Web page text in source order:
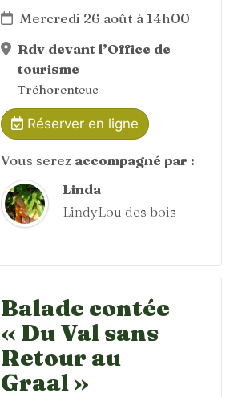
Mercredi 26 août à 14h00
Rdv devant l’Office de
tourisme
Tréhorenteuc
Réserver en ligne
Vous serez accompagné par :
Linda
LindyLou des bois
Balade contée
« Du Val sans
Retour au
Graal »